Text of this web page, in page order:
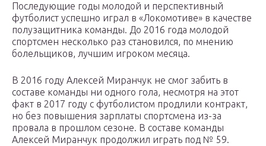
Последующие годы молодой и перспективный
футболист успешно играл в «Локомотиве» в качестве
полузащитника команды. До 2016 года молодой
спортсмен несколько раз становился, по мнению
болельщиков, лучшим игроком месяца.
В 2016 году Алексей Миранчук не смог забить в
составе команды ни одного гола, несмотря на этот
факт в 2017 году с футболистом продлили контракт,
но без повышения зарплаты спортсмена из-за
провала в прошлом сезоне. В составе команды
Алексей Миранчук продолжил играть под № 59.